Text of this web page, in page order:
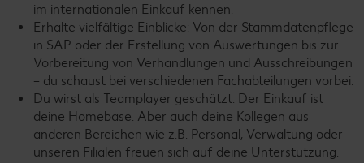
im internationalen Einkauf kennen.
Erhalte vielfältige Einblicke: Von der Stammdatenpflege
in SAP oder der Erstellung von Auswertungen bis zur
Vorbereitung von Verhandlungen und Ausschreibungen
– du schaust bei verschiedenen Fachabteilungen vorbei.
Du wirst als Teamplayer geschätzt: Der Einkauf ist
deine Homebase. Aber auch deine Kollegen aus
anderen Bereichen wie z.B. Personal, Verwaltung oder
unseren Filialen freuen sich auf deine Unterstützung.